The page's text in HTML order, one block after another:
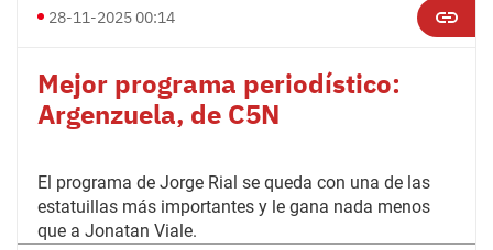
28-11-2025 00:14
Mejor programa periodístico:
Argenzuela, de C5N
El programa de Jorge Rial se queda con una de las
estatuillas más importantes y le gana nada menos
que a Jonatan Viale.